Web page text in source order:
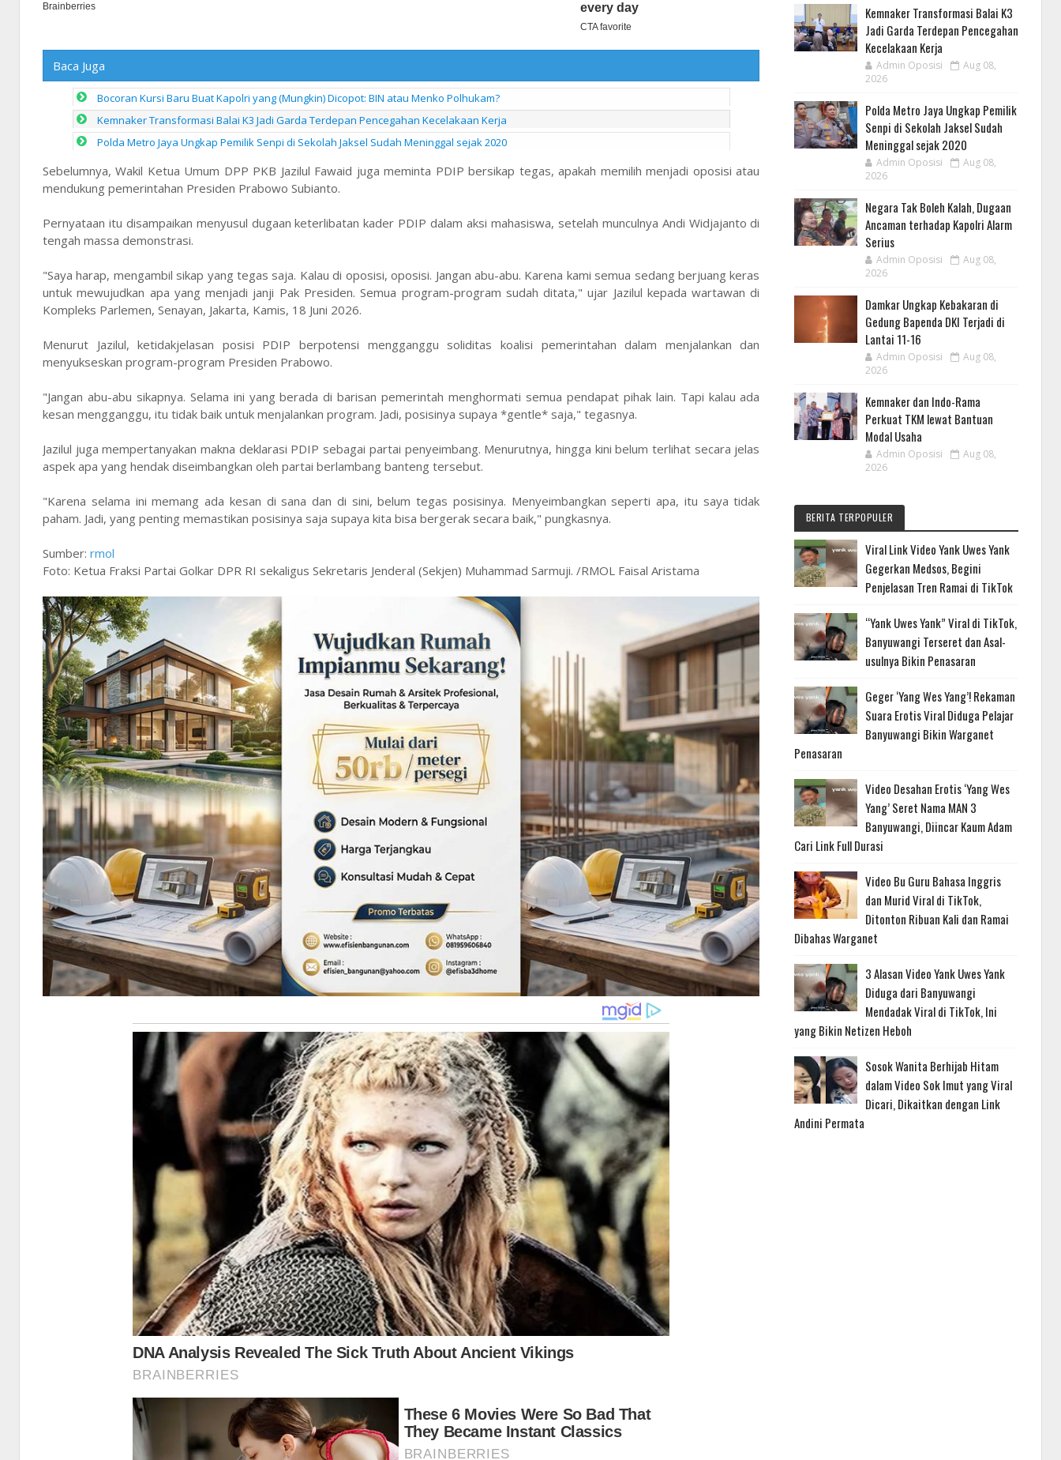
Baca Juga
Bocoran Kursi Baru Buat Kapolri yang (Mungkin) Dicopot: BIN atau Menko Polhukam?
Kemnaker Transformasi Balai K3 Jadi Garda Terdepan Pencegahan Kecelakaan Kerja
Polda Metro Jaya Ungkap Pemilik Senpi di Sekolah Jaksel Sudah Meninggal sejak 2020
Sebelumnya, Wakil Ketua Umum DPP PKB Jazilul Fawaid juga meminta PDIP bersikap tegas, apakah memilih menjadi oposisi atau
mendukung pemerintahan Presiden Prabowo Subianto.
Pernyataan itu disampaikan menyusul dugaan keterlibatan kader PDIP dalam aksi mahasiswa, setelah munculnya Andi Widjajanto di
tengah massa demonstrasi.
"Saya harap, mengambil sikap yang tegas saja. Kalau di oposisi, oposisi. Jangan abu-abu. Karena kami semua sedang berjuang keras
untuk mewujudkan apa yang menjadi janji Pak Presiden. Semua program-program sudah ditata," ujar Jazilul kepada wartawan di
Kompleks Parlemen, Senayan, Jakarta, Kamis, 18 Juni 2026.
Menurut Jazilul, ketidakjelasan posisi PDIP berpotensi mengganggu soliditas koalisi pemerintahan dalam menjalankan dan
menyukseskan program-program Presiden Prabowo.
"Jangan abu-abu sikapnya. Selama ini yang berada di barisan pemerintah menghormati semua pendapat pihak lain. Tapi kalau ada
kesan mengganggu, itu tidak baik untuk menjalankan program. Jadi, posisinya supaya *gentle* saja," tegasnya.
Jazilul juga mempertanyakan makna deklarasi PDIP sebagai partai penyeimbang. Menurutnya, hingga kini belum terlihat secara jelas
aspek apa yang hendak diseimbangkan oleh partai berlambang banteng tersebut.
"Karena selama ini memang ada kesan di sana dan di sini, belum tegas posisinya. Menyeimbangkan seperti apa, itu saya tidak
paham. Jadi, yang penting memastikan posisinya saja supaya kita bisa bergerak secara baik," pungkasnya.
Sumber: rmol
Foto: Ketua Fraksi Partai Golkar DPR RI sekaligus Sekretaris Jenderal (Sekjen) Muhammad Sarmuji. /RMOL Faisal Aristama
Kemnaker Transformasi Balai K3
Jadi Garda Terdepan Pencegahan
Kecelakaan Kerja
Admin Oposisi
Aug 08,
2026
Polda Metro Jaya Ungkap Pemilik
Senpi di Sekolah Jaksel Sudah
Meninggal sejak 2020
Admin Oposisi
Aug 08,
2026
Negara Tak Boleh Kalah, Dugaan
Ancaman terhadap Kapolri Alarm
Serius
Admin Oposisi
Aug 08,
2026
Damkar Ungkap Kebakaran di
Gedung Bapenda DKI Terjadi di
Lantai 11-16
Admin Oposisi
Aug 08,
2026
Kemnaker dan Indo-Rama
Perkuat TKM lewat Bantuan
Modal Usaha
Admin Oposisi
Aug 08,
2026
BERITA TERPOPULER
Viral Link Video Yank Uwes Yank
Gegerkan Medsos, Begini
Penjelasan Tren Ramai di TikTok
“Yank Uwes Yank” Viral di TikTok,
Banyuwangi Terseret dan Asal-
usulnya Bikin Penasaran
Geger ‘Yang Wes Yang’! Rekaman
Suara Erotis Viral Diduga Pelajar
Banyuwangi Bikin Warganet
Penasaran
Video Desahan Erotis ‘Yang Wes
Yang’ Seret Nama MAN 3
Banyuwangi, Diincar Kaum Adam
Cari Link Full Durasi
Video Bu Guru Bahasa Inggris
dan Murid Viral di TikTok,
Ditonton Ribuan Kali dan Ramai
Dibahas Warganet
3 Alasan Video Yank Uwes Yank
Diduga dari Banyuwangi
Mendadak Viral di TikTok, Ini
yang Bikin Netizen Heboh
Sosok Wanita Berhijab Hitam
dalam Video Sok Imut yang Viral
Dicari, Dikaitkan dengan Link
Andini Permata